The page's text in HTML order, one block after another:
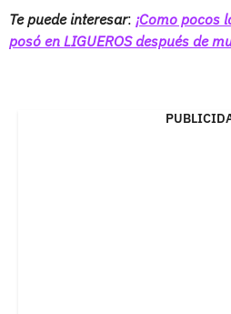
Te puede interesar: ¡Como pocos
posó en LIGUEROS después de